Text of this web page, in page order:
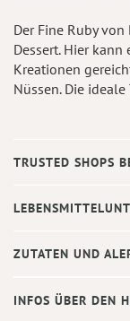
Der Fine Ruby
Dessert. Hier
Kreationen
Nüssen. Die
TRUSTED SHOPS
ZUTATEN UND
INFOS ÜBER DEN